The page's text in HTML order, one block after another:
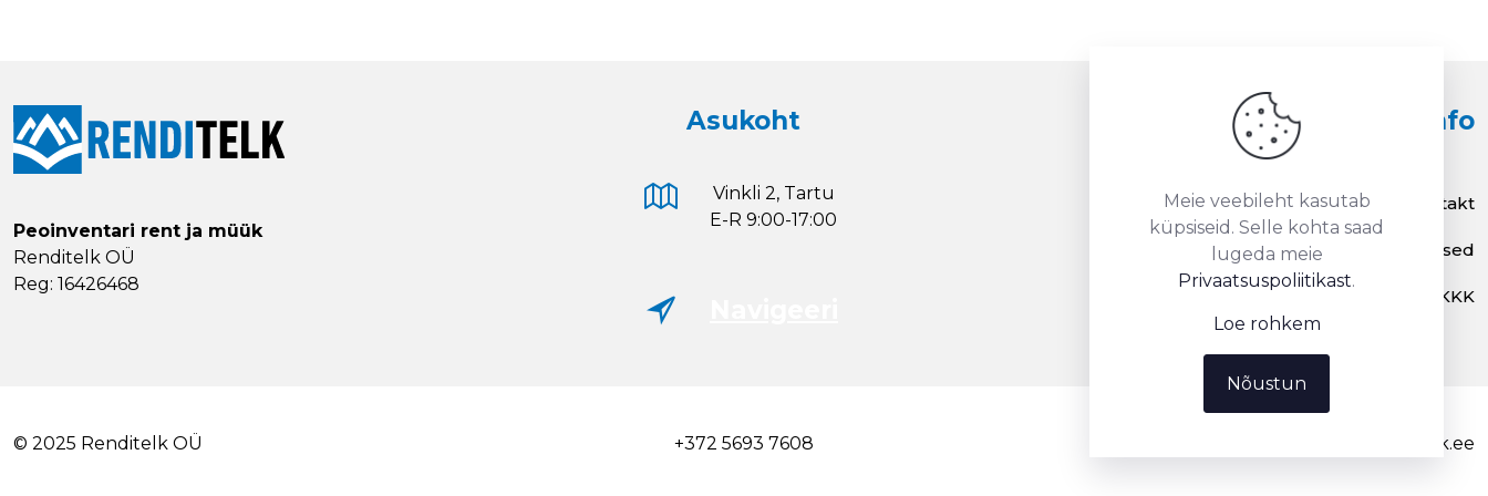
Peoinventari rent ja müük
Renditelk OÜ
Reg: 16426468
Asukoht
Vinkli 2, Tartu
E-R 9:00-17:00
Info
Kontakt
Renditingimused
KKK
© 2025 Renditelk OÜ +372 5693 7608 info@renditelk.ee
Meie veebileht kasutab
küpsiseid. Selle kohta saad
lugeda meie
Privaatsuspoliitikast.
Loe rohkem
Nõustun